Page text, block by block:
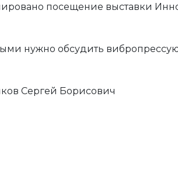
посещение выставки
нужно обсудить
Сергей Борисович